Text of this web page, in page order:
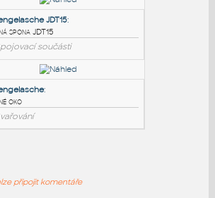
PODOBNÉ BLOKY
JDT8
Spojovací součásti
Spojovací součásti
připojit komentáře